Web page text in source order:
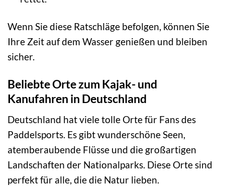
Wenn Sie diese Ratschläge befolgen, können Sie
Ihre Zeit auf dem Wasser genießen und bleiben
sicher.
Beliebte Orte zum Kajak- und
Kanufahren in Deutschland
Deutschland hat viele tolle Orte für Fans des
Paddelsports. Es gibt wunderschöne Seen,
atemberaubende Flüsse und die großartigen
Landschaften der Nationalparks. Diese Orte sind
perfekt für alle, die die Natur lieben.